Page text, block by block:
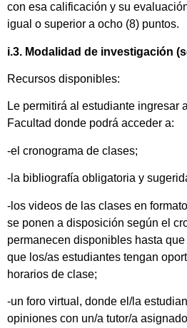
con esa calificación y su
igual o superior a ocho (8) puntos.
i.3. Modalidad de investigación
Recursos disponibles:
Le permitirá al estudiante ingresar
Facultad donde podrá acceder a:
-el cronograma de clases;
-la bibliografía obligatoria y
-los videos de las clases en
se ponen a disposición según el
permanecen disponibles hasta
que los/as estudiantes tengan
horarios de clase;
-un foro virtual, donde el/la
opiniones con un/a tutor/a